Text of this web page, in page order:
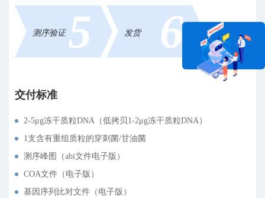
测序验证 5 发货 6
交付标准
2-5μg冻干质粒DNA（低拷贝1-2μg冻干质粒DNA）
1支含有重组质粒的穿刺菌/甘油菌
测序峰图（abi文件电子版）
COA文件（电子版）
基因序列比对文件（电子版）